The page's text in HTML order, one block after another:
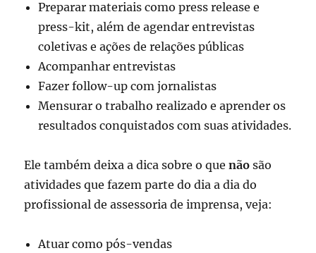
Preparar materiais como press release e
press-kit, além de agendar entrevistas
coletivas e ações de relações públicas
Acompanhar entrevistas
Fazer follow-up com jornalistas
Mensurar o trabalho realizado e aprender os
resultados conquistados com suas atividades.
Ele também deixa a dica sobre o quenão são
atividades que fazem parte do dia a dia do
profissional de assessoria de imprensa, veja:
Atuar como pós-vendas